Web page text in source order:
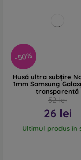
-50%
Husă ultra subțire
1mm Samsung
transparentă
52 lei
26 lei
Ultimul produs în